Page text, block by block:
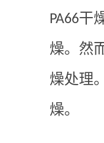
PA66干
燥。然
燥处理
燥。